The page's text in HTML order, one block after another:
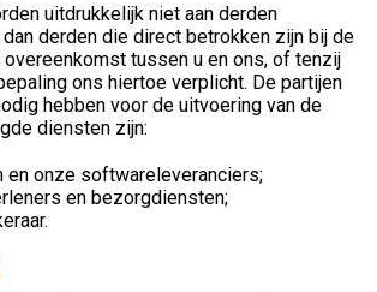
uitdrukkelijk niet aan derden
derden die direct betrokken zijn bij de
tussen u en ons, of tenzij
ons hiertoe verplicht. De partijen
hebben voor de uitvoering van de
diensten zijn:
en onze softwareleveranciers;
en bezorgdiensten;